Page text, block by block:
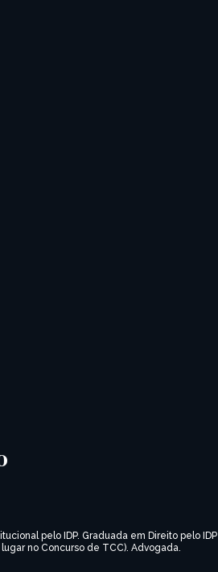
pelo IDP. Graduada em Direito pelo IDP
no Concurso de TCC). Advogada.